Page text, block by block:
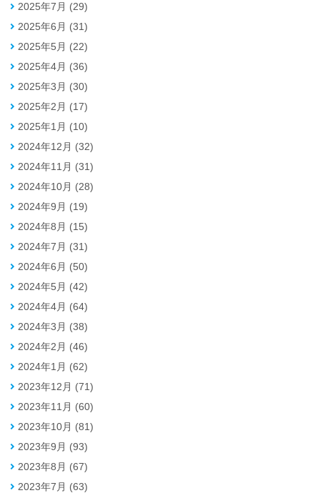
2025年7月 (29)
2025年6月 (31)
2025年5月 (22)
2025年4月 (36)
2025年3月 (30)
2025年2月 (17)
2025年1月 (10)
2024年12月 (32)
2024年11月 (31)
2024年10月 (28)
2024年9月 (19)
2024年8月 (15)
2024年7月 (31)
2024年6月 (50)
2024年5月 (42)
2024年4月 (64)
2024年3月 (38)
2024年2月 (46)
2024年1月 (62)
2023年12月 (71)
2023年11月 (60)
2023年10月 (81)
2023年9月 (93)
2023年8月 (67)
2023年7月 (63)